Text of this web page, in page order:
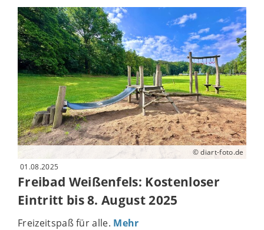
© diart-foto.de
01.08.2025
Freibad Weißenfels: Kostenloser
Eintritt bis 8. August 2025
Freizeitspaß für alle. Mehr